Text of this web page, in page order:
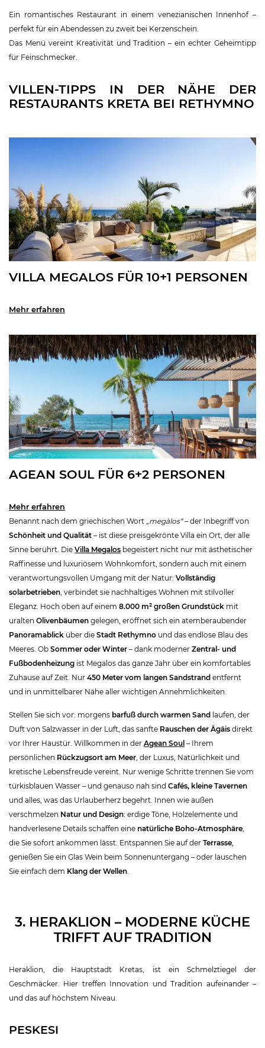
Ein romantisches Restaurant in einem venezianischen Innenhof –
perfekt für ein Abendessen zu zweit bei Kerzenschein.
Das Menü vereint Kreativität und Tradition – ein echter Geheimtipp
für Feinschmecker.
VILLEN-TIPPS IN DER NÄHE DER
RESTAURANTS KRETA BEI RETHYMNO
VILLA MEGALOS FÜR 10+1 PERSONEN
Mehr erfahren
AGEAN SOUL FÜR 6+2 PERSONEN
Mehr erfahren
Benannt nach dem griechischen Wort „megàlos“– der Inbegriff von
Schönheit und Qualität – ist diese preisgekrönte Villa ein Ort, der alle
Sinne berührt. Die Villa Megalos begeistert nicht nur mit ästhetischer
Raffinesse und luxuriösem Wohnkomfort, sondern auch mit einem
verantwortungsvollen Umgang mit der Natur: Vollständig
solarbetrieben, verbindet sie nachhaltiges Wohnen mit stilvoller
Eleganz. Hoch oben auf einem 8.000 m² großen Grundstück mit
uralten Olivenbäumen gelegen, eröffnet sich ein atemberaubender
Panoramablick über die Stadt Rethymno und das endlose Blau des
Meeres. Ob Sommer oder Winter – dank moderner Zentral- und
Fußbodenheizung ist Megalos das ganze Jahr über ein komfortables
Zuhause auf Zeit. Nur 450 Meter vom langen Sandstrand entfernt
und in unmittelbarer Nähe aller wichtigen Annehmlichkeiten.
Stellen Sie sich vor: morgens barfuß durch warmen Sand laufen, der
Duft von Salzwasser in der Luft, das sanfte Rauschen der Ägäis direkt
vor Ihrer Haustür. Willkommen in der Agean Soul – Ihrem
persönlichen Rückzugsort am Meer, der Luxus, Natürlichkeit und
kretische Lebensfreude vereint. Nur wenige Schritte trennen Sie vom
türkisblauen Wasser – und genauso nah sind Cafés, kleine Tavernen
und alles, was das Urlauberherz begehrt. Innen wie außen
verschmelzen Natur und Design: erdige Töne, Holzelemente und
handverlesene Details schaffen eine natürliche Boho-Atmosphäre,
die Sie sofort ankommen lässt. Entspannen Sie auf der Terrasse,
genießen Sie ein Glas Wein beim Sonnenuntergang – oder lauschen
Sie einfach dem Klang der Wellen.
3. HERAKLION – MODERNE KÜCHE
TRIFFT AUF TRADITION
Heraklion, die Hauptstadt Kretas, ist ein Schmelztiegel der
Geschmäcker. Hier treffen Innovation und Tradition aufeinander –
und das auf höchstem Niveau.
PESKESI